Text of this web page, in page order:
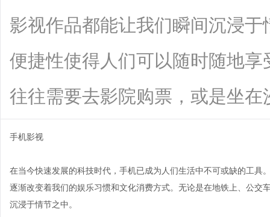
影视作品都能让我们瞬间沉浸
便捷性使得人们可以随时随地
往往需要去影院购票，或是坐在
手机影视
在当今快速发展的科技时代，手机已成为人们生活中不可或缺的工具
逐渐改变着我们的娱乐习惯和文化消费方式。无论是在地铁上、公交
沉浸于情节之中。